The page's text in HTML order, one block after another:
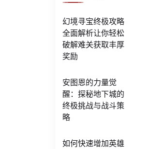
幻境寻宝终极攻略
全面解析让你轻松
破解难关获取丰厚
奖励
安图恩的力量觉
醒：探秘地下城的
终极挑战与战斗策
略
如何快速增加英雄